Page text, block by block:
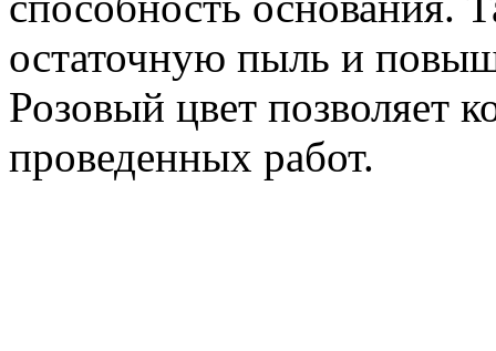
остаточную пыль и
Розовый цвет позволяет
проведенных работ.